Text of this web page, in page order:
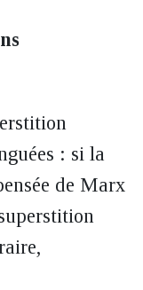
: si la
de Marx